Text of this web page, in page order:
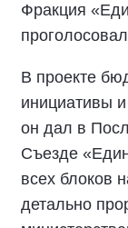
Фракция
В проекте
инициативы
он дал в
Съезде
всех блоков
детально